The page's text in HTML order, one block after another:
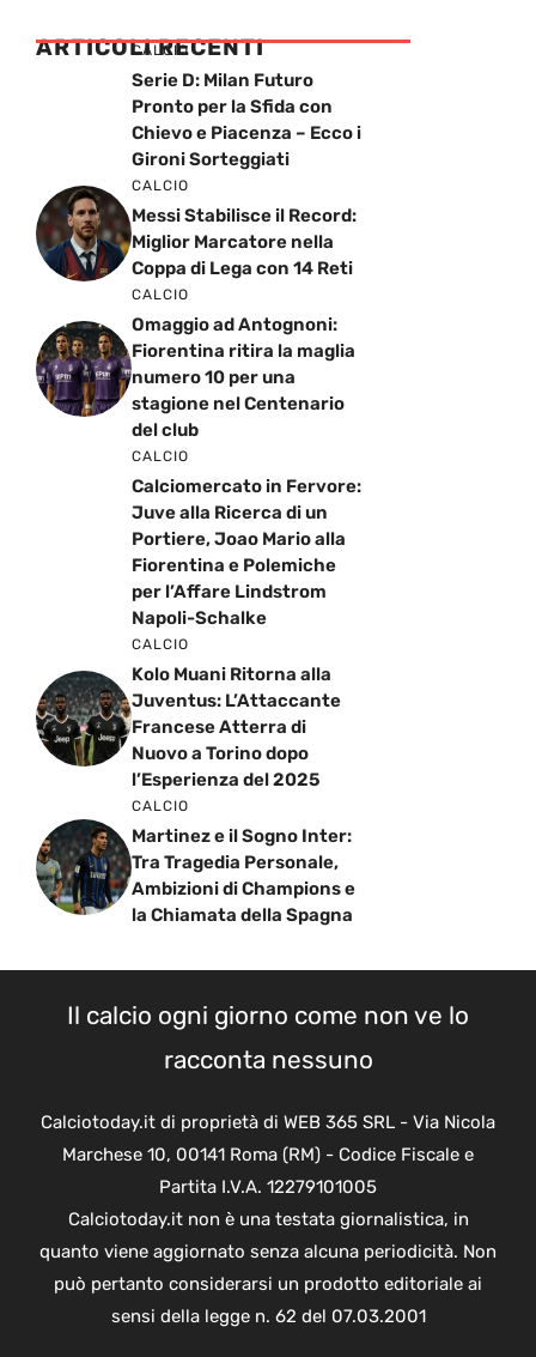
ARTICOLI RECENTI
CALCIO
Serie D: Milan Futuro
Pronto per la Sfida con
Chievo e Piacenza – Ecco i
Gironi Sorteggiati
CALCIO
Messi Stabilisce il Record:
Miglior Marcatore nella
Coppa di Lega con 14 Reti
CALCIO
Omaggio ad Antognoni:
Fiorentina ritira la maglia
numero 10 per una
stagione nel Centenario
del club
CALCIO
Calciomercato in Fervore:
Juve alla Ricerca di un
Portiere, Joao Mario alla
Fiorentina e Polemiche
per l’Affare Lindstrom
Napoli-Schalke
CALCIO
Kolo Muani Ritorna alla
Juventus: L’Attaccante
Francese Atterra di
Nuovo a Torino dopo
l’Esperienza del 2025
CALCIO
Martinez e il Sogno Inter:
Tra Tragedia Personale,
Ambizioni di Champions e
la Chiamata della Spagna
Il calcio ogni giorno come non ve lo
racconta nessuno
Calciotoday.it di proprietà di WEB 365 SRL - Via Nicola
Marchese 10, 00141 Roma (RM) - Codice Fiscale e
Partita I.V.A. 12279101005
Calciotoday.it non è una testata giornalistica, in
quanto viene aggiornato senza alcuna periodicità. Non
può pertanto considerarsi un prodotto editoriale ai
sensi della legge n. 62 del 07.03.2001